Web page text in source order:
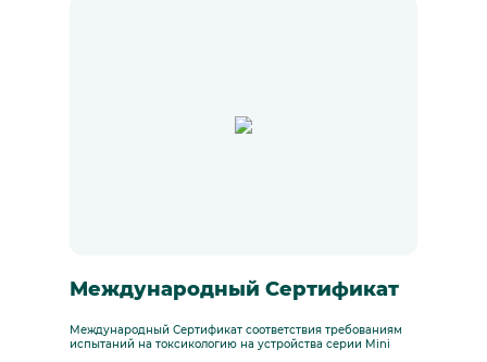
Международный Сертификат
Международный Сертификат соответствия требованиям
испытаний на токсикологию на устройства серии Mini